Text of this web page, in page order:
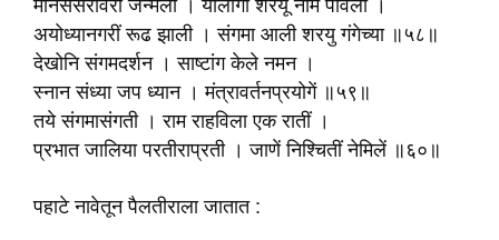
मानससरोवरीं जन्मली । यालागीं शरयू नाम पावली ।
अयोध्यानगरीं रूढ झाली । संगमा आली शरयु गंगेच्या ॥५८॥
देखोनि संगमदर्शन । साष्टांग केले नमन ।
स्नान संध्या जप ध्यान । मंत्रावर्तनप्रयोगें ॥५९॥
तये संगमासंगती । राम राहविला एक रातीं ।
प्रभात जालिया परतीराप्रती । जाणें निश्चितीं नेमिलें ॥६०॥
पहाटे नावेतून पैलतीराला जातात :